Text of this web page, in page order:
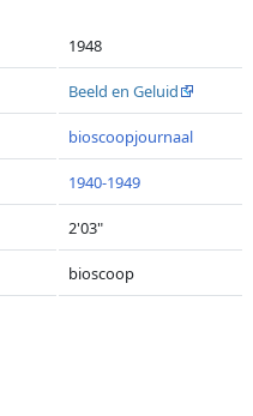
1948
Beeld en Geluid
bioscoopjournaal
1940-1949
2'03"
bioscoop